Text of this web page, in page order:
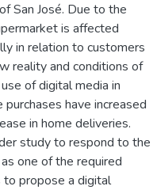
San José. Due to the
is affected
in relation to customers
reality and conditions of
of digital media in
have increased
in home deliveries.
study to respond to the
one of the required
to propose a digital